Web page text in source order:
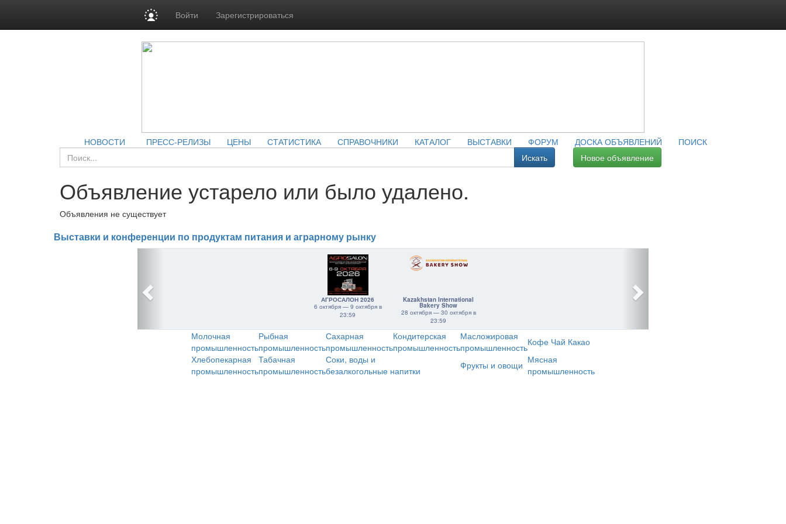
Войти Зарегистрироваться
НОВОСТИ ПРЕСС-РЕЛИЗЫ ЦЕНЫ СТАТИСТИКА СПРАВОЧНИКИ КАТАЛОГ ВЫСТАВКИ ФОРУМ ДОСКА ОБЪЯВЛЕНИЙ
ПОИСК
Искать
Новое объявление
Объявление устарело или было удалено.
Объявления не существует
Выставки и конференции по продуктам питания и аграрному рынку
АГРОСАЛОН 2026
6 октября — 9 октября в
23:59
Kazakhstan International
Bakery Show
28 октября — 30 октября в
23:59
Молочная
промышленность
Рыбная
промышленность
Сахарная
промышленность
Кондитерская
промышленность
Масложировая
промышленностьКофе Чай Какао
Хлебопекарная
промышленность
Табачная
промышленность
Соки, воды и
безалкогольные напитки
Фрукты и овощи Мясная
промышленность